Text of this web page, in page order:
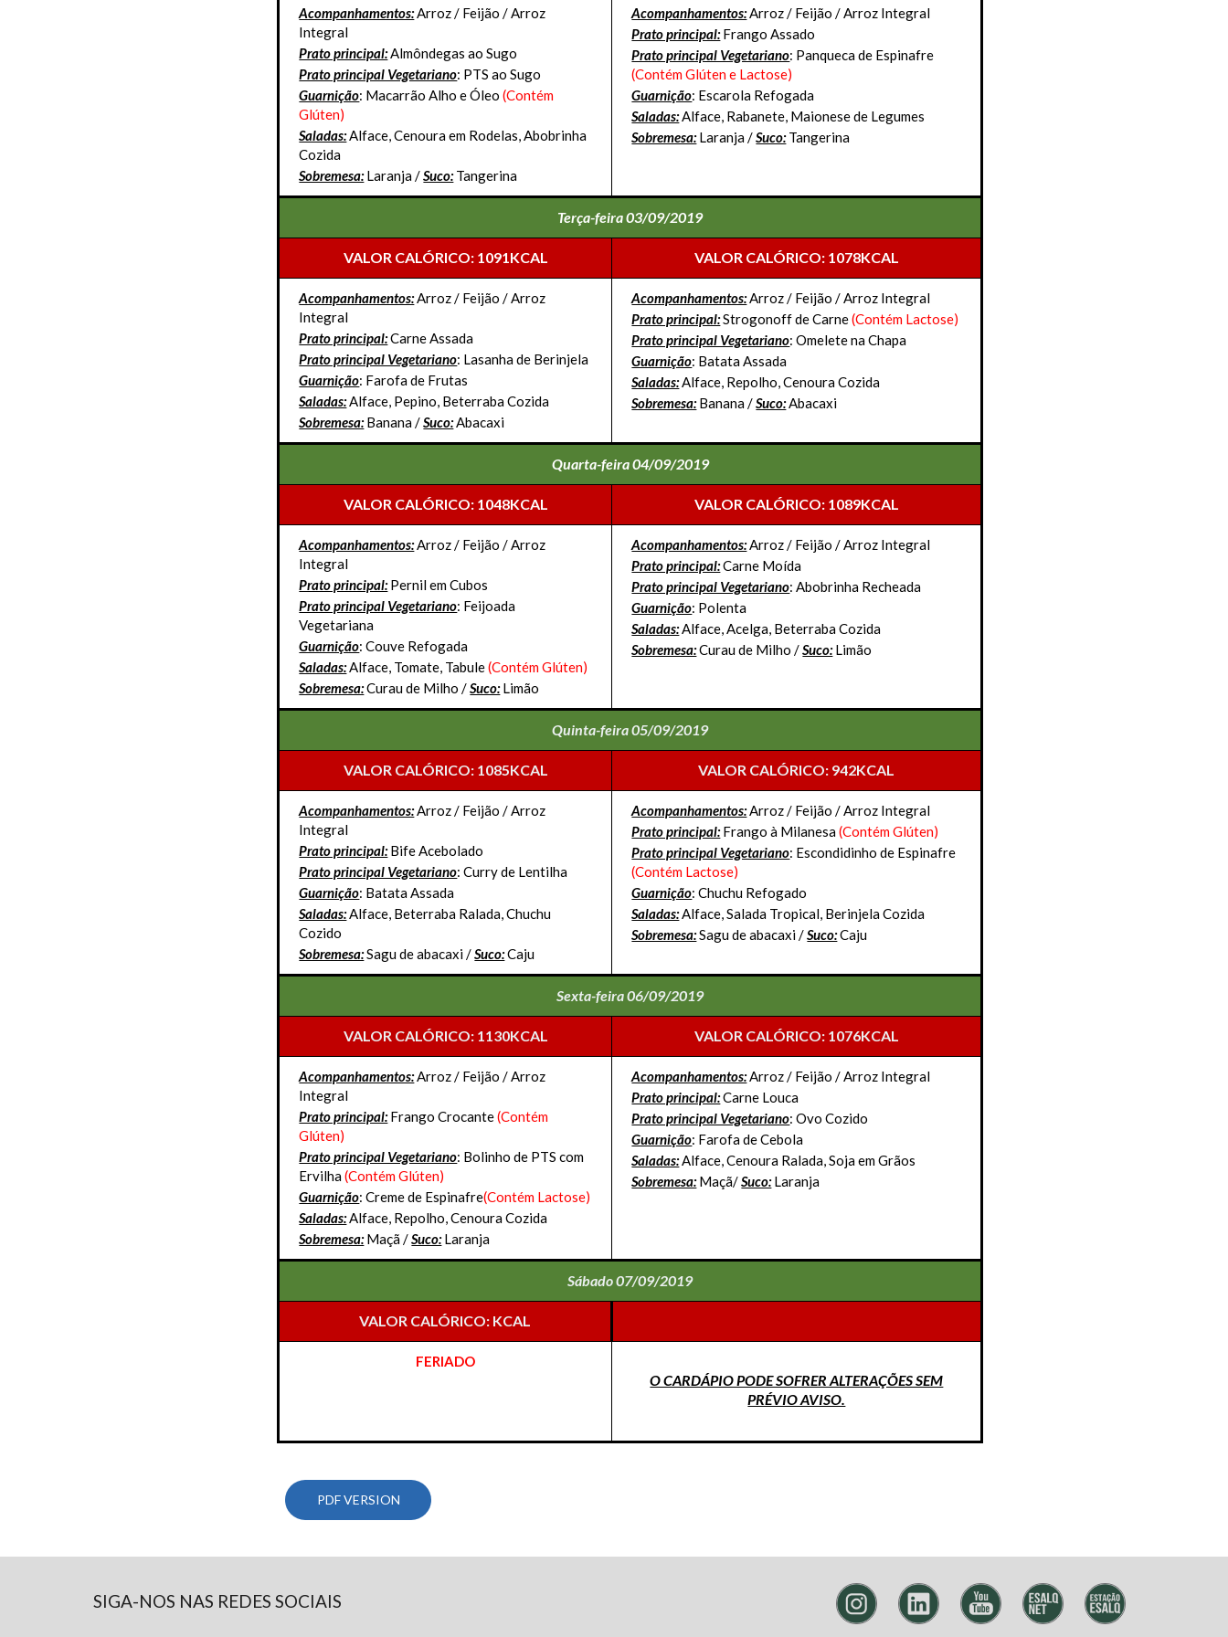
Acompanhamentos:Arroz / Feijão / Arroz
Integral
Prato principal:Almôndegas ao Sugo
Prato principal Vegetariano: PTS ao Sugo
Guarnição: Macarrão Alho e Óleo(Contém
Glúten)
Saladas:Alface, Cenoura em Rodelas, Abobrinha
Cozida
Sobremesa:Laranja /Suco:Tangerina
Acompanhamentos:Arroz / Feijão / Arroz Integral
Prato principal:Frango Assado
Prato principal Vegetariano: Panqueca de Espinafre
(Contém Glúten e Lactose)
Guarnição: Escarola Refogada
Saladas:Alface, Rabanete, Maionese de Legumes
Sobremesa:Laranja /Suco:Tangerina
Terça-feira 03/09/2019
VALOR CALÓRICO: 1091KCAL VALOR CALÓRICO: 1078KCAL
Acompanhamentos:Arroz / Feijão / Arroz
Integral
Prato principal:Carne Assada
Prato principal Vegetariano: Lasanha de Berinjela
Guarnição: Farofa de Frutas
Saladas:Alface, Pepino, Beterraba Cozida
Sobremesa:Banana /Suco:Abacaxi
Acompanhamentos:Arroz / Feijão / Arroz Integral
Prato principal:Strogonoff de Carne(Contém Lactose)
Prato principal Vegetariano: Omelete na Chapa
Guarnição: Batata Assada
Saladas:Alface, Repolho, Cenoura Cozida
Sobremesa:Banana /Suco:Abacaxi
Quarta-feira 04/09/2019
VALOR CALÓRICO: 1048KCAL VALOR CALÓRICO: 1089KCAL
Acompanhamentos:Arroz / Feijão / Arroz
Integral
Prato principal:Pernil em Cubos
Prato principal Vegetariano: Feijoada
Vegetariana
Guarnição: Couve Refogada
Saladas:Alface, Tomate, Tabule(Contém Glúten)
Sobremesa:Curau de Milho /Suco:Limão
Acompanhamentos:Arroz / Feijão / Arroz Integral
Prato principal:Carne Moída
Prato principal Vegetariano: Abobrinha Recheada
Guarnição: Polenta
Saladas:Alface, Acelga, Beterraba Cozida
Sobremesa:Curau de Milho /Suco:Limão
Quinta-feira 05/09/2019
VALOR CALÓRICO: 1085KCAL VALOR CALÓRICO: 942KCAL
Acompanhamentos:Arroz / Feijão / Arroz
Integral
Prato principal:Bife Acebolado
Prato principal Vegetariano: Curry de Lentilha
Guarnição: Batata Assada
Saladas:Alface, Beterraba Ralada, Chuchu
Cozido
Sobremesa:Sagu de abacaxi /Suco:Caju
Acompanhamentos:Arroz / Feijão / Arroz Integral
Prato principal:Frango à Milanesa(Contém Glúten)
Prato principal Vegetariano: Escondidinho de Espinafre
(Contém Lactose)
Guarnição: Chuchu Refogado
Saladas:Alface, Salada Tropical, Berinjela Cozida
Sobremesa:Sagu de abacaxi /Suco:Caju
Sexta-feira 06/09/2019
VALOR CALÓRICO: 1130KCAL VALOR CALÓRICO: 1076KCAL
Acompanhamentos:Arroz / Feijão / Arroz
Integral
Prato principal:Frango Crocante(Contém
Glúten)
Prato principal Vegetariano: Bolinho de PTS com
Ervilha(Contém Glúten)
Guarnição: Creme de Espinafre(Contém Lactose)
Saladas:Alface, Repolho, Cenoura Cozida
Sobremesa:Maçã /Suco:Laranja
Acompanhamentos:Arroz / Feijão / Arroz Integral
Prato principal:Carne Louca
Prato principal Vegetariano: Ovo Cozido
Guarnição: Farofa de Cebola
Saladas:Alface, Cenoura Ralada, Soja em Grãos
Sobremesa:Maçã/Suco:Laranja
Sábado 07/09/2019
VALOR CALÓRICO: KCAL
FERIADO
O CARDÁPIO PODE SOFRER ALTERAÇÕES SEM
PRÉVIO AVISO.
PDF VERSION
SIGA-NOS NAS REDES SOCIAIS